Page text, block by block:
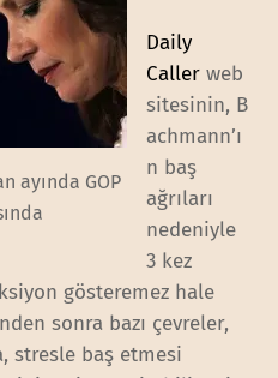
ayında GOP
Daily
Caller web
sitesinin, B
achmann’ı
n baş
ağrıları
nedeniyle
3 kez
gösteremez hale
sonra bazı çevreler,
stresle baş etmesi